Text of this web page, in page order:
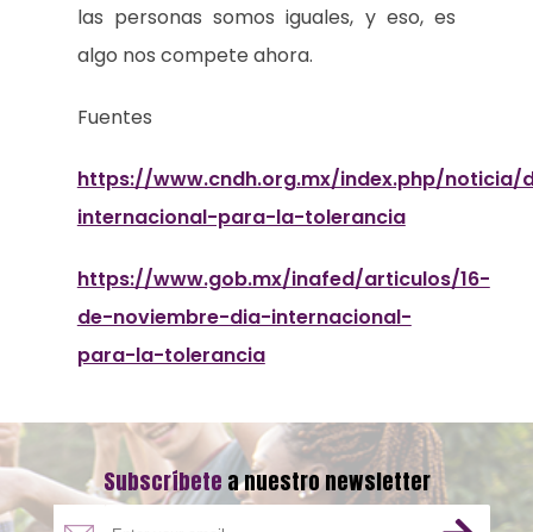
las personas somos iguales, y eso, es
algo nos compete ahora.
Fuentes
https://www.cndh.org.mx/index.php/noticia/
internacional-para-la-tolerancia
https://www.gob.mx/inafed/articulos/16-
de-noviembre-dia-internacional-
para-la-tolerancia
Subscríbete a nuestro newsletter